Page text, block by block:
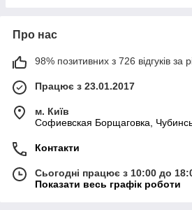
Про нас
98% позитивних з 726 відгуків за
Працює з 23.01.2017
м. Київ
Софиевская Борщаговка,
Контакти
Сьогодні працює з 10:00 до
Показати весь графік роботи